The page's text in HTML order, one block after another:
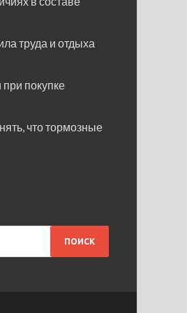
труда и отдыха
покупке
что тормозные